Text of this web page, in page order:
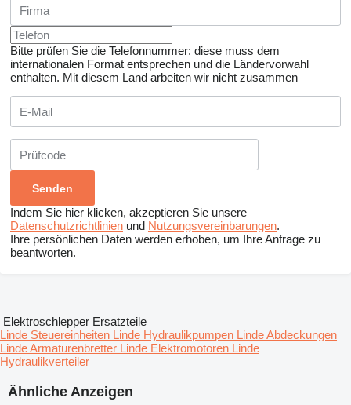
Bitte prüfen Sie die Telefonnummer: diese muss dem
internationalen Format entsprechen und die Ländervorwahl
enthalten. Mit diesem Land arbeiten wir nicht zusammen
Indem Sie hier klicken, akzeptieren Sie unsere
Datenschutzrichtlinien und Nutzungsvereinbarungen.
Ihre persönlichen Daten werden erhoben, um Ihre Anfrage zu
beantworten.
Ähnliche Anzeigen
Elektroschlepper Ersatzteile
Linde Steuereinheiten Linde Hydraulikpumpen Linde Abdeckungen
Linde Armaturenbretter Linde Elektromotoren Linde
Hydraulikverteiler